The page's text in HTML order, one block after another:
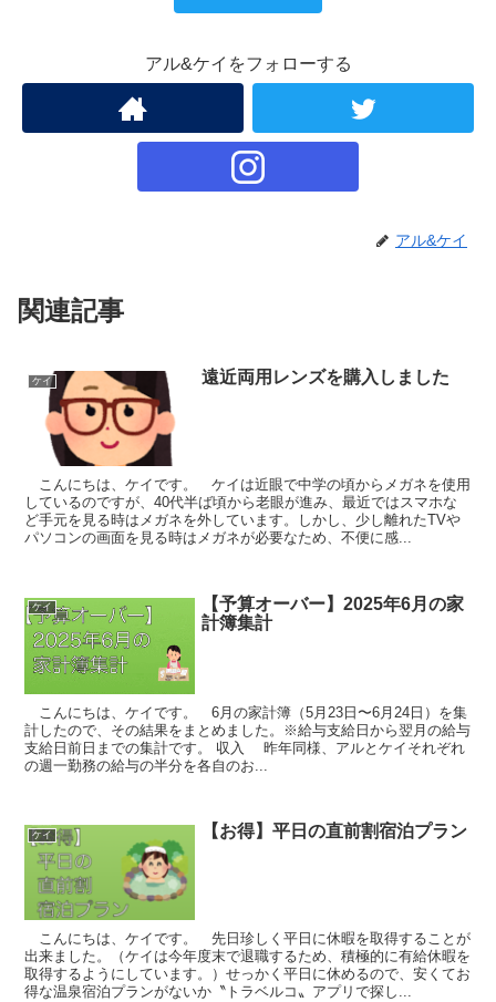
アル&ケイをフォローする
アル&ケイ
関連記事
ケイ 遠近両用レンズを購入しました
こんにちは、ケイです。 ケイは近眼で中学の頃からメガネを使用
しているのですが、40代半ば頃から老眼が進み、最近ではスマホな
ど手元を見る時はメガネを外しています。しかし、少し離れたTVや
パソコンの画面を見る時はメガネが必要なため、不便に感...
ケイ
【予算オーバー】2025年6月の家
計簿集計
こんにちは、ケイです。 6月の家計簿（5月23日〜6月24日）を集
計したので、その結果をまとめました。※給与支給日から翌月の給与
支給日前日までの集計です。 収入 昨年同様、アルとケイそれぞれ
の週一勤務の給与の半分を各自のお...
ケイ 【お得】平日の直前割宿泊プラン
こんにちは、ケイです。 先日珍しく平日に休暇を取得することが
出来ました。（ケイは今年度末で退職するため、積極的に有給休暇を
取得するようにしています。）せっかく平日に休めるので、安くてお
得な温泉宿泊プランがないか〝トラベルコ〟アプリで探し...